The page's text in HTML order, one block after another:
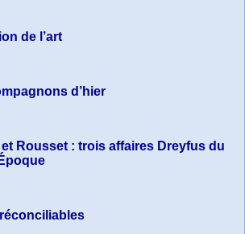
de l’art
d’hier
Rousset : trois affaires Dreyfus du